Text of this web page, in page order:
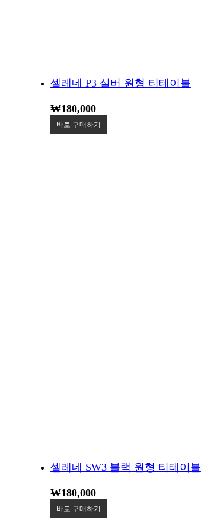
셀레네 P3 실버 원형 티테이블
₩180,000
바로 구매하기
셀레네 SW3 블랙 원형 티테이블
₩180,000
바로 구매하기